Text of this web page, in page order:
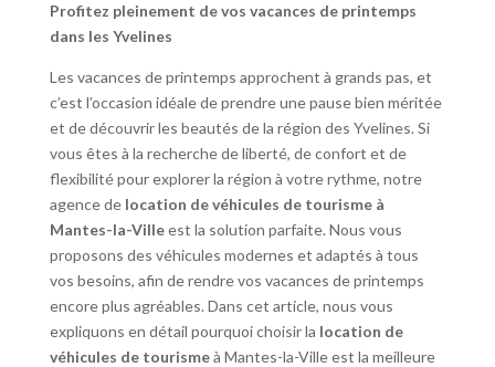
Profitez pleinement de vos vacances de printemps
dans les Yvelines
Les vacances de printemps approchent à grands pas, et
c’est l’occasion idéale de prendre une pause bien méritée
et de découvrir les beautés de la région des Yvelines. Si
vous êtes à la recherche de liberté, de confort et de
flexibilité pour explorer la région à votre rythme, notre
agence de location de véhicules de tourisme à
Mantes-la-Villeest la solution parfaite. Nous vous
proposons des véhicules modernes et adaptés à tous
vos besoins, afin de rendre vos vacances de printemps
encore plus agréables. Dans cet article, nous vous
expliquons en détail pourquoi choisir la location de
véhicules de tourismeà Mantes-la-Ville est la meilleure